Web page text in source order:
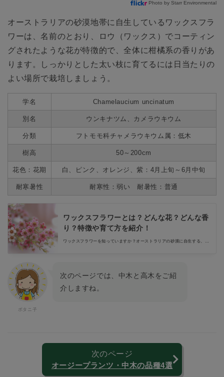
Photo by Starr Environmental
オーストラリアの砂漠地帯に自生しているワックスフラ
ワーは、名前のとおり、ロウ（ワックス）でコーティン
グされたような花が特徴的で、全体に柑橘系の香りがあ
ります。しっかりとした太い枝に育てるには日当たりの
よい場所で栽培しましょう。
学名 Chamelaucium uncinatum
別名 ウンキナツム、カメラウキウム
分類 フトモモ科チャメラウキウム属：低木
樹高 50～200cm
花色：花期 白、ピンク、オレンジ、紫：4月上旬～6月中旬
耐寒暑性 耐寒性：弱い 耐暑性：普通
ワックスフラワーとは？どんな花？どんな香
り？特徴や育て方を紹介！
ワックスフラワーを知っていますか？オーストラリアの砂漠に自生する、ワ
次のページでは、中木と高木をご紹
介しますね。
次のページ
オージープランツ・中木の品種4選